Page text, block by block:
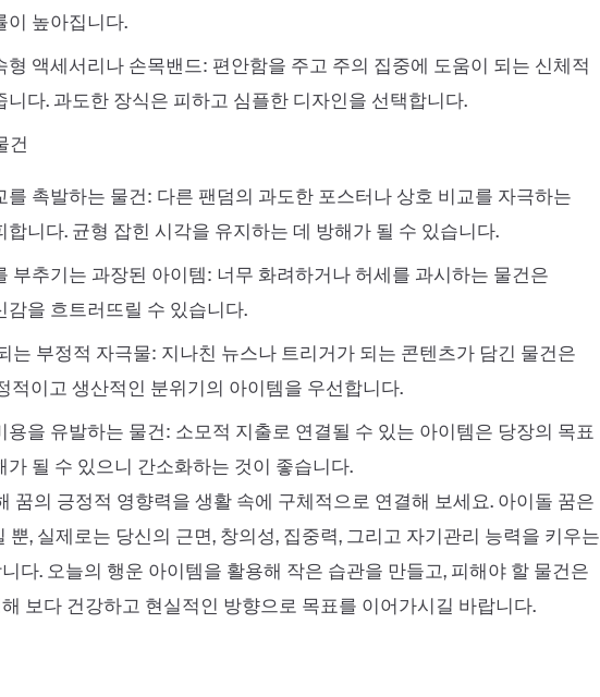
이 높아집니다.
형 액세서리나 손목밴드: 편안함을 주고 주의 집중에 도움이 되는 신체적
니다. 과도한 장식은 피하고 심플한 디자인을 선택합니다.
건
를 촉발하는 물건: 다른 팬덤의 과도한 포스터나 상호 비교를 자극하는
합니다. 균형 잡힌 시각을 유지하는 데 방해가 될 수 있습니다.
부추기는 과장된 아이템: 너무 화려하거나 허세를 과시하는 물건은
감을 흐트러뜨릴 수 있습니다.
는 부정적 자극물: 지나친 뉴스나 트리거가 되는 콘텐츠가 담긴 물건은
적이고 생산적인 분위기의 아이템을 우선합니다.
용을 유발하는 물건: 소모적 지출로 연결될 수 있는 아이템은 당장의 목표
가 될 수 있으니 간소화하는 것이 좋습니다.
꿈의 긍정적 영향력을 생활 속에 구체적으로 연결해 보세요. 아이돌 꿈은
뿐, 실제로는 당신의 근면, 창의성, 집중력, 그리고 자기관리 능력을 키우는
다. 오늘의 행운 아이템을 활용해 작은 습관을 만들고, 피해야 할 물건은
보다 건강하고 현실적인 방향으로 목표를 이어가시길 바랍니다.